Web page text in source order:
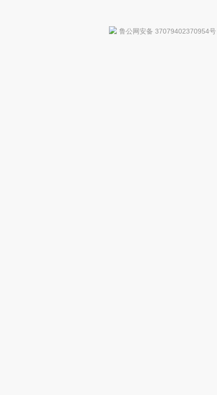
鲁公网安备 37079402370954号